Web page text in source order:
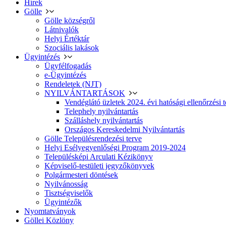
Hírek
Gölle
Gölle községről
Látnivalók
Helyi Értéktár
Szociális lakások
Ügyintézés
Ügyfélfogadás
e-Ügyintézés
Rendeletek (NJT)
NYILVÁNTARTÁSOK
Vendéglátó üzletek 2024. évi hatósági ellenőrzési
Telephely nyilvántartás
Szálláshely nyilvántartás
Országos Kereskedelmi Nyilvántartás
Gölle Településrendezési terve
Helyi Esélyegyenlőségi Program 2019-2024
Településképi Arculati Kézikönyv
Képviselő-testületi jegyzőkönyvek
Polgármesteri döntések
Nyilvánosság
Tisztségviselők
Ügyintézők
Nyomtatványok
Göllei Közlöny